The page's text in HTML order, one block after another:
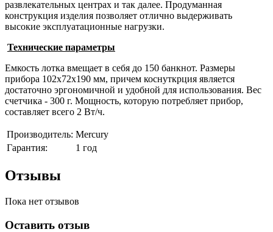
развлекательных центрах и так далее. Продуманная
конструкция изделия позволяет отлично выдерживать
высокие эксплуатационные нагрузки.
Технические параметры
Емкость лотка вмещает в себя до 150 банкнот. Размеры
прибора 102х72х190 мм, причем коснуткрция является
достаточно эргономичной и удобной для использования. Вес
счетчика - 300 г. Мощность, которую потребляет прибор,
составляет всего 2 Вт/ч.
Производитель: Mercury
Гарантия:
1 год
Отзывы
Пока нет отзывов
Оставить отзыв